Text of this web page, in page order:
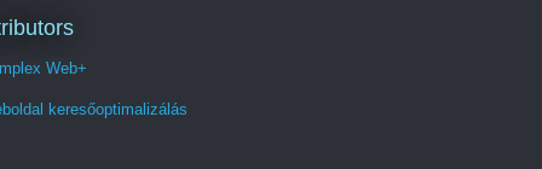
Web+
keresőoptimalizálás